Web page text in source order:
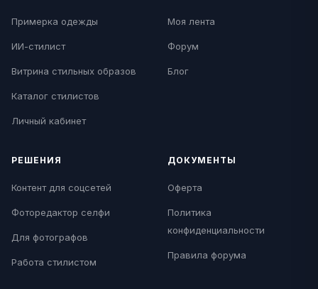
Примерка одежды
ИИ-стилист
Витрина стильных образов
Каталог стилистов
Личный кабинет
Моя лента
Форум
Блог
РЕШЕНИЯ
Контент для соцсетей
Фоторедактор селфи
Для фотографов
Работа стилистом
ДОКУМЕНТЫ
Оферта
Политика
конфиденциальности
Правила форума